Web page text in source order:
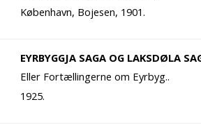
København, Bojesen, 1901.
EYRBYGGJA SAGA OG LAKSDØLA
Eller Fortællingerne om Eyrbyg..
1925.